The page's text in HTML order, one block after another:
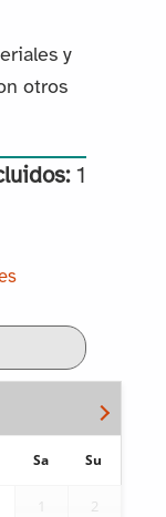
y
otros
1
Sa Su
2